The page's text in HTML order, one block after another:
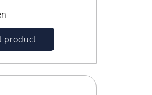
product